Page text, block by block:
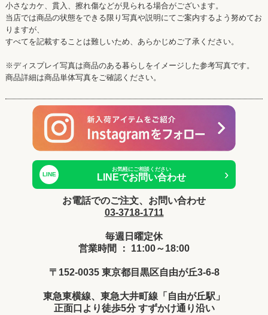
小さなカケ、貫入、擦れ傷などが見られる場合がございます。
当店では商品の状態をできる限り写真や説明にてご案内するよう努めてお
りますが、
すべてを記載することは難しいため、あらかじめご了承ください。
※ディスプレイ写真は商品のある暮らしをイメージした参考写真です。
商品詳細は商品単体写真をご確認ください。
LINE
お気軽にご相談ください
LINEでお問い合わせ ›
お電話でのご注文、お問い合わせ
03-3718-1711
毎週日曜定休
営業時間 ： 11:00～18:00
〒152-0035 東京都目黒区自由が丘3-6-8
東急東横線、東急大井町線「自由が丘駅」
正面口より徒歩5分 すずかけ通り沿い